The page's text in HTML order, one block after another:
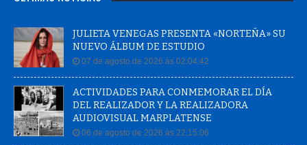
NUEVO ÁLBUM DE ESTUDIO
07 de agosto de 2026 às 02:04:42
ACTIVIDADES PARA CONMEMORAR EL DÍA
DEL REALIZADOR Y LA REALIZADORA
AUDIOVISUAL MARPLATENSE
06 de agosto de 2026 às 22:15:06